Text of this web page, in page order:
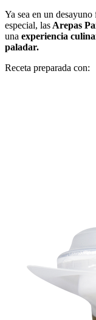
Ya sea en un
especial, las Arepas
una experiencia
paladar​.
Receta preparada con: